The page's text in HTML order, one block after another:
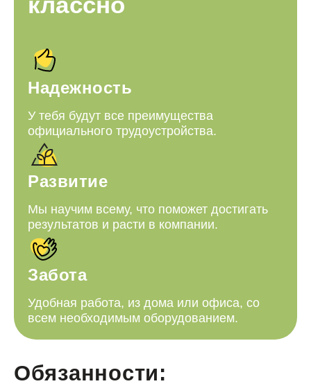
Надежность
У тебя будут все преимущества
официального трудоустройства.
Развитие
Мы научим всему, что поможет достигать
результатов и расти в компании.
Забота
Удобная работа, из дома или офиса, со
всем необходимым оборудованием.
Обязанности: